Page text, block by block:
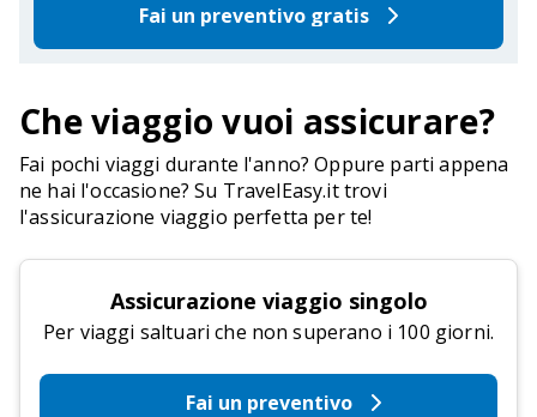
Fai un preventivo gratis
Che viaggio vuoi assicurare?
Fai pochi viaggi durante l'anno? Oppure parti appena
ne hai l'occasione? Su TravelEasy.it trovi
l'assicurazione viaggio perfetta per te!
Assicurazione viaggio singolo
Per viaggi saltuari che non superano i 100 giorni.
Fai un preventivo